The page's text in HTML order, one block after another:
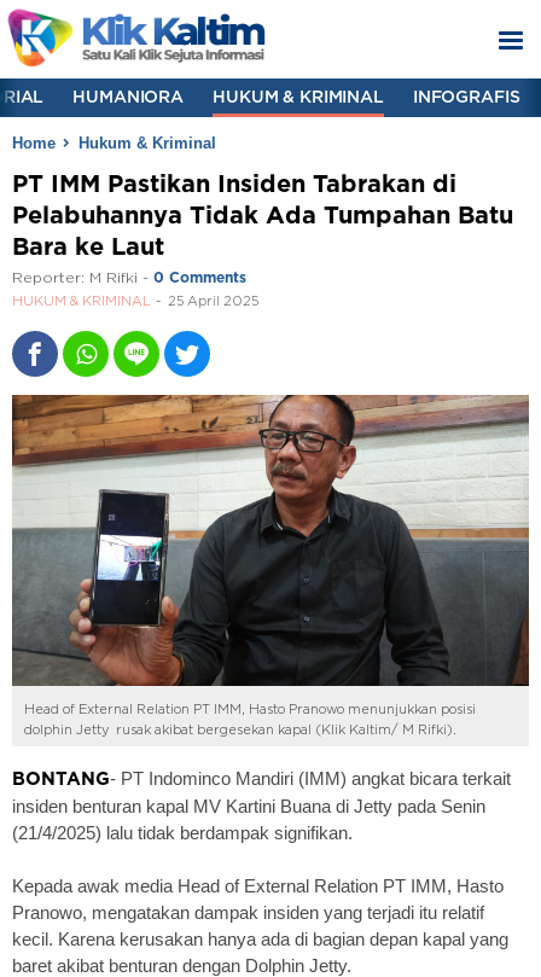
HUMANIORA HUKUM & KRIMINAL INFOGRAFIS
Home Hukum & Kriminal
PT IMM Pastikan Insiden Tabrakan di
Pelabuhannya Tidak Ada Tumpahan Batu
Bara ke Laut
Reporter: M Rifki - 0 Comments
HUKUM & KRIMINAL 25 April 2025
Head of External Relation PT IMM, Hasto Pranowo menunjukkan posisi
dolphin Jetty rusak akibat bergesekan kapal (Klik Kaltim/ M Rifki).
BONTANG- PT Indominco Mandiri (IMM) angkat bicara terkait
insiden benturan kapal MV Kartini Buana di Jetty pada Senin
(21/4/2025) lalu tidak berdampak signifikan.
Kepada awak media Head of External Relation PT IMM, Hasto
Pranowo, mengatakan dampak insiden yang terjadi itu relatif
kecil. Karena kerusakan hanya ada di bagian depan kapal yang
baret akibat benturan dengan Dolphin Jetty.